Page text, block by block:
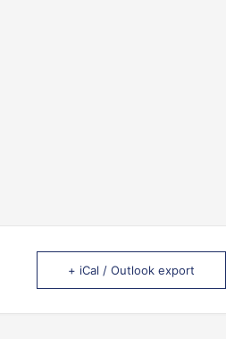
+ iCal / Outlook export